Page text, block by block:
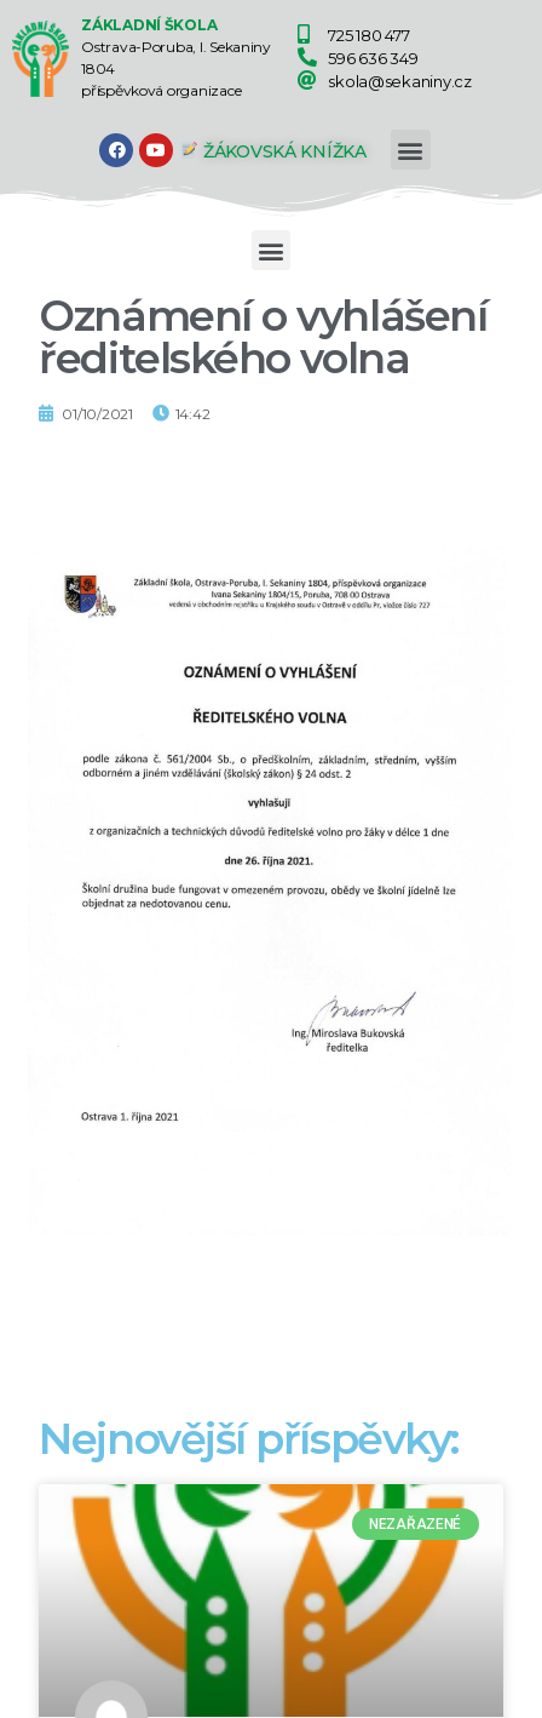
ZÁKLADNÍ ŠKOLA
Ostrava-Poruba, I. Sekaniny
1804
příspěvková organizace
725 180 477
596 636 349
skola@sekaniny.cz
ŽÁKOVSKÁ KNÍŽKA
Oznámení o vyhlášení
ředitelského volna
01/10/2021 14:42
Nejnovější příspěvky:
NEZAŘAZENÉ